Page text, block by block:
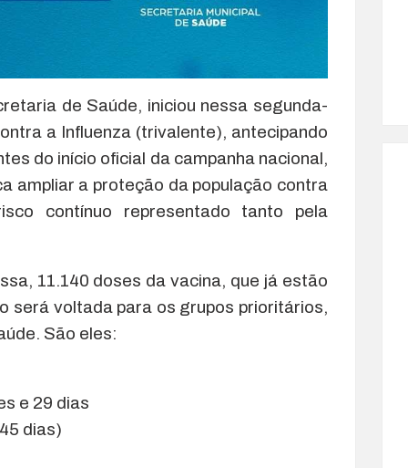
de Saúde, iniciou nessa segunda-
a Influenza (trivalente), antecipando
do início oficial da campanha nacional,
ampliar a proteção da população contra
contínuo representado tanto pela
11.140 doses da vacina, que já estão
será voltada para os grupos prioritários,
São eles:
e 29 dias
dias)